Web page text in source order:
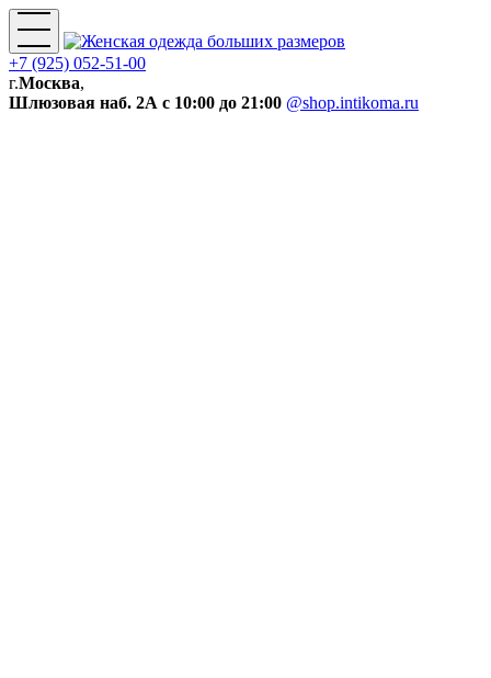
+7 (925) 052-51-00
г.Москва,
Шлюзовая наб. 2А с 10:00 до 21:00 @shop.intikoma.ru